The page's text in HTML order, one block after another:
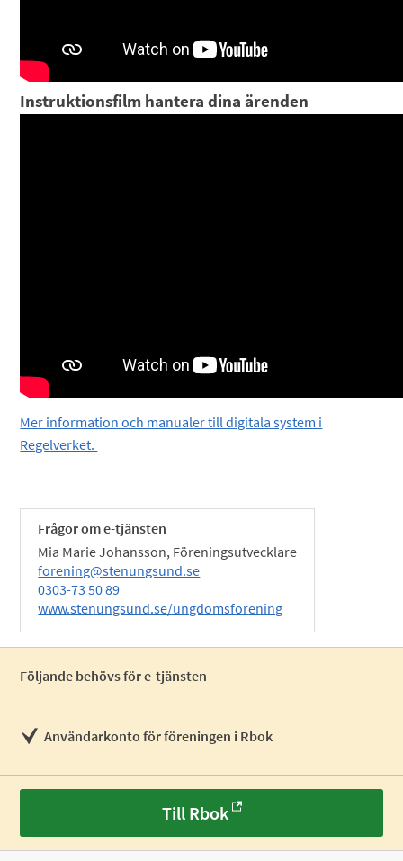
Instruktionsfilm hantera dina ärenden
Mer information och manualer till digitala system i
Regelverket.
Frågor om e-tjänsten
Mia Marie Johansson, Föreningsutvecklare
forening@stenungsund.se
0303-73 50 89
www.stenungsund.se/ungdomsforening
Följande behövs för e-tjänsten
Användarkonto för föreningen i Rbok
Till Rbok